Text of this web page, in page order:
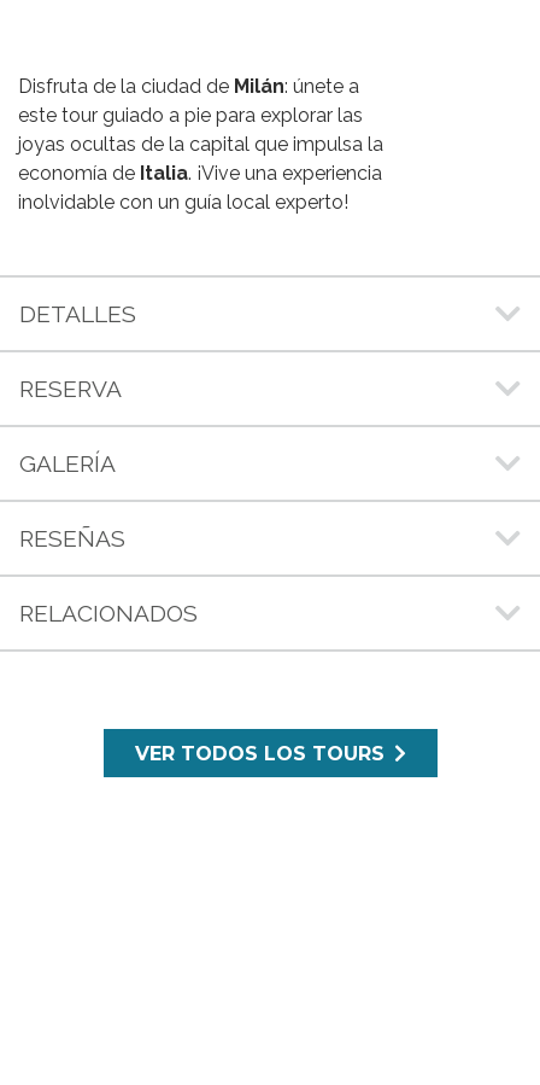
Disfruta de la ciudad de Milán: únete a
este tour guiado a pie para explorar las
joyas ocultas de la capital que impulsa la
economía de Italia. ¡Vive una experiencia
inolvidable con un guía local experto!
DETALLES
RESERVA
GALERÍA
RESEÑAS
RELACIONADOS
VER TODOS LOS TOURS